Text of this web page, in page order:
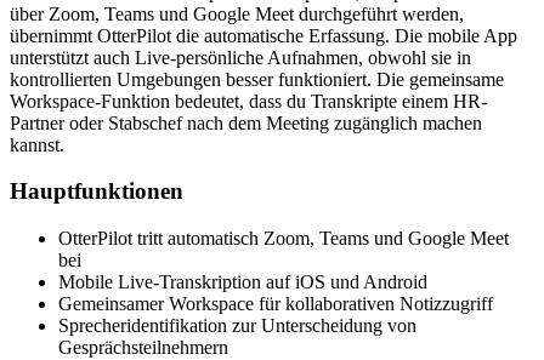
über Zoom, Teams und Google Meet durchgeführt werden,
übernimmt OtterPilot die automatische Erfassung. Die mobile App
unterstützt auch Live-persönliche Aufnahmen, obwohl sie in
kontrollierten Umgebungen besser funktioniert. Die gemeinsame
Workspace-Funktion bedeutet, dass du Transkripte einem HR-
Partner oder Stabschef nach dem Meeting zugänglich machen
kannst.
Hauptfunktionen
OtterPilot tritt automatisch Zoom, Teams und Google Meet
bei
Mobile Live-Transkription auf iOS und Android
Gemeinsamer Workspace für kollaborativen Notizzugriff
Sprecheridentifikation zur Unterscheidung von
Gesprächsteilnehmern